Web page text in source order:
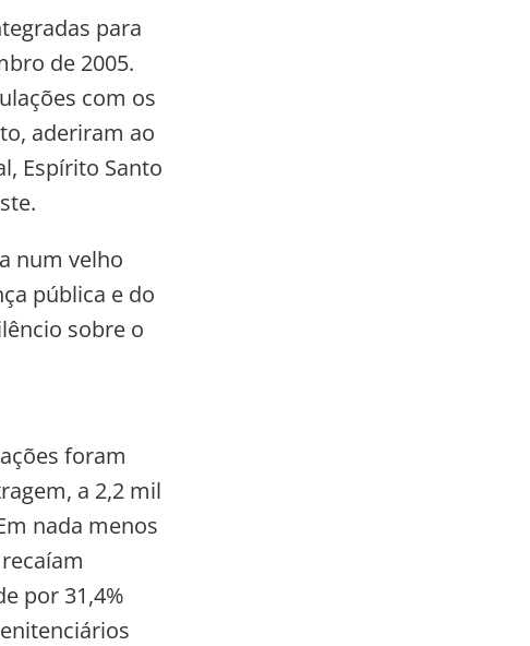
para
de 2005.
com os
aderiram ao
Espírito Santo
num velho
pública e do
sobre o
foram
a 2,2 mil
nada menos
por 31,4%